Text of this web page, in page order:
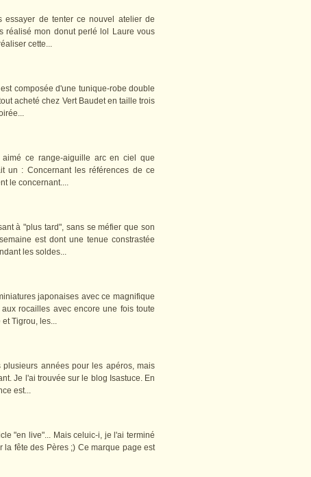
de tenter ce nouvel atelier de
réalisé mon donut perlé lol Laure vous
cette...
composée d'une tunique-robe double
acheté chez Vert Baudet en taille trois
ce range-aiguille arc en ciel que
un : Concernant les références de ce
le concernant....
à "plus tard", sans se méfier que son
est dont une tenue constrastée
les soldes...
japonaises avec ce magnifique
rocailles avec encore une fois toute
Tigrou, les...
années pour les apéros, mais
Je l'ai trouvée sur le blog Isastuce. En
est...
"en live"... Mais celuic-i, je l'ai terminé
la fête des Pères ;) Ce marque page est